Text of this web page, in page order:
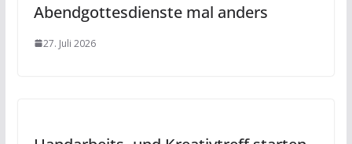
Abendgottesdienste mal anders
27. Juli 2026